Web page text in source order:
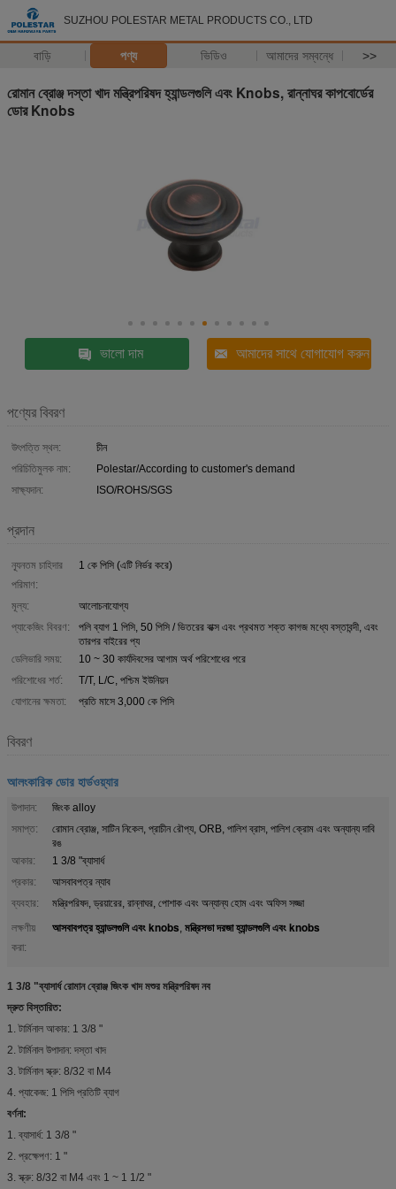
SUZHOU POLESTAR METAL PRODUCTS CO., LTD
বাড়ি পণ্য ভিডিও আমাদের সম্বন্ধে >>
রোমান ব্রোঞ্জ দস্তা খাদ মন্ত্রিপরিষদ হ্যান্ডলগুলি এবং Knobs, রান্নাঘর কাপবোর্ডের
ডোর Knobs
ভালো দাম আমাদের সাথে যোগাযোগ করুন
পণ্যের বিবরণ
উৎপত্তি স্থল:
চীন
পরিচিতিমুলক নাম:
Polestar/According to customer's demand
সাক্ষ্যদান:
ISO/ROHS/SGS
প্রদান
ন্যূনতম চাহিদার
পরিমাণ:
1 কে পিসি (এটি নির্ভর করে)
মূল্য:
আলোচনাযোগ্য
প্যাকেজিং বিবরণ:
পলি ব্যাগ 1 পিসি, 50 পিসি / ভিতরের বাক্স এবং প্রথমত শক্ত কাগজ মধ্যে বস্তাবন্দী, এবং
তারপর বাইরের প্য
ডেলিভারি সময়:
10 ~ 30 কার্যদিবসের আগাম অর্থ পরিশোধের পরে
পরিশোধের শর্ত:
T/T, L/C, পশ্চিম ইউনিয়ন
যোগানের ক্ষমতা:
প্রতি মাসে 3,000 কে পিসি
বিবরণ
আলংকারিক ডোর হার্ডওয়্যার
উপাদান:
জিংক alloy
সমাপ্ত:
রোমান ব্রোঞ্জ, সাটিন নিকেল, প্রাচীন রৌপ্য, ORB, পালিশ ব্রাস, পালিশ ক্রোম এবং অন্যান্য দাবি
রঙ
আকার:
1 3/8 "ব্যাসার্ধ
প্রকার:
আসবাবপত্র ন্যাব
ব্যবহার:
মন্ত্রিপরিষদ, ড্রয়ারের, রান্নাঘর, পোশাক এবং অন্যান্য হোম এবং অফিস সজ্জা
লক্ষণীয়
করা:
আসবাবপত্র হ্যান্ডলগুলি এবং knobs, মন্ত্রিসভা দরজা হ্যান্ডলগুলি এবং knobs
1 3/8 "ব্যাসার্ধ রোমান ব্রোঞ্জ জিংক খাদ মশুর মন্ত্রিপরিষদ নব
দ্রুত বিস্তারিত:
1. টার্মিনাল আকার: 1 3/8 "
2. টার্মিনাল উপাদান: দস্তা খাদ
3. টার্মিনাল স্ক্রু: 8/32 বা M4
4. প্যাকেজ: 1 পিসি প্রতিটি ব্যাগ
বর্ণনা:
1. ব্যাসার্ধ: 1 3/8 "
2. প্রক্ষেপণ: 1 "
3. স্ক্রু: 8/32 বা M4 এবং 1 ~ 1 1/2 "